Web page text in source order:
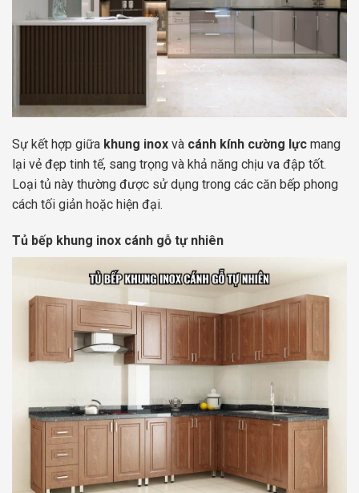
Sự kết hợp giữa khung inox và cánh kính cường lực mang
lại vẻ đẹp tinh tế, sang trọng và khả năng chịu va đập tốt.
Loại tủ này thường được sử dụng trong các căn bếp phong
cách tối giản hoặc hiện đại.
Tủ bếp khung inox cánh gỗ tự nhiên